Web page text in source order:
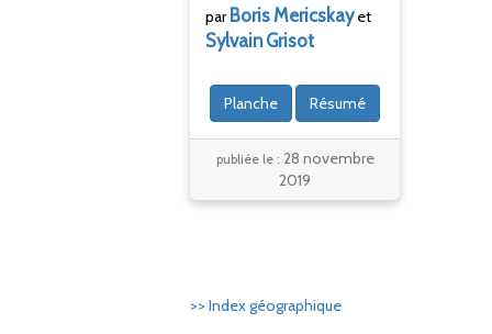
parBoris Mericskayet
Sylvain Grisot
Planche Résumé
publiée le : 28 novembre
2019
>> Index géographique